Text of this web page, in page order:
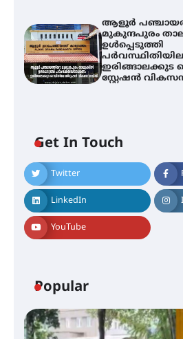
ആളൂർ
മുകുന്ദപുരം
ഉൾപ്പെടുത്തി
ഇരിങ്ങാലക്കുട
സ്റ്റേഷൻ
Get In Touch
Twitter
LinkedIn
YouTube
Popular
സാന്ത്വന
കരുത്തായി
മാസ്റ്റർ
സൊസൈറ്റി; 13-